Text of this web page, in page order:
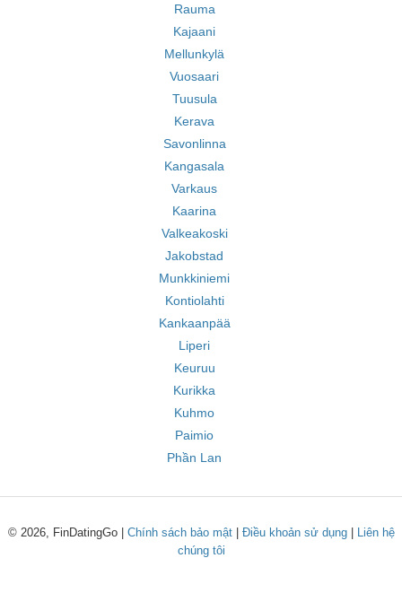
Rauma
Kajaani
Mellunkylä
Vuosaari
Tuusula
Kerava
Savonlinna
Kangasala
Varkaus
Kaarina
Valkeakoski
Jakobstad
Munkkiniemi
Kontiolahti
Kankaanpää
Liperi
Keuruu
Kurikka
Kuhmo
Paimio
Phần Lan
© 2026, FinDatingGo | Chính sách bảo mật| Điều khoản sử dụng|
Liên hệ
chúng tôi